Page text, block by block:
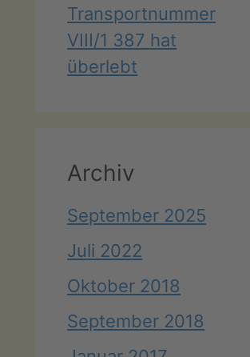
Transportnummer
VIII/1 387 hat
überlebt
Archiv
September 2025
Juli 2022
Oktober 2018
September 2018